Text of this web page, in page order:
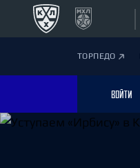
ТОРПЕДО
ВОЙТИ